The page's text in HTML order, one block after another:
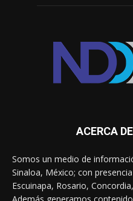
ACERCA
Somos un medio de
Sinaloa, México; con
Escuinapa, Rosario,
Además generamos